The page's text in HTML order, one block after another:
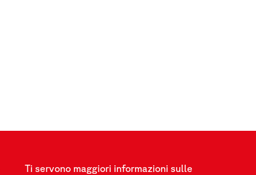
Ti servono maggiori informazioni sulle